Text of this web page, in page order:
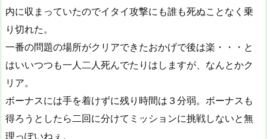
内に収まっていたのでイタイ攻撃にも誰も死ぬことなく乗
り切れた。
一番の問題の場所がクリアできたおかげで後は楽・・・と
はいいつつも一人二人死んでたりはしますが、なんとかク
リア。
ボーナスには手を着けずに残り時間は３分弱。ボーナスも
得ろうとしたら二回に分けてミッションに挑戦しないと無
理っぽいねぇ。